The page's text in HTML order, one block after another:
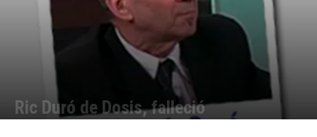
Ric Duró de Dosis, falleció